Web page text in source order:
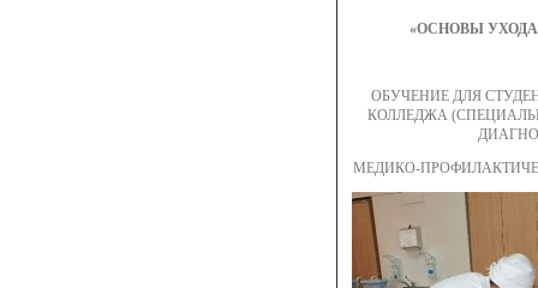
«ОСНОВЫ
ОБУЧЕНИЕ ДЛЯ
КОЛЛЕДЖА
МЕДИКО-